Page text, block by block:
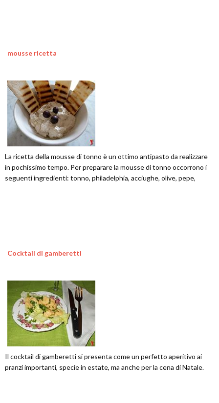
mousse ricetta
La ricetta della mousse di tonno è un ottimo antipasto da realizzare
in pochissimo tempo. Per preparare la mousse di tonno occorrono i
seguenti ingredienti: tonno, philadelphia, acciughe, olive, pepe,
Cocktail di gamberetti
Il cocktail di gamberetti si presenta come un perfetto aperitivo ai
pranzi importanti, specie in estate, ma anche per la cena di Natale.